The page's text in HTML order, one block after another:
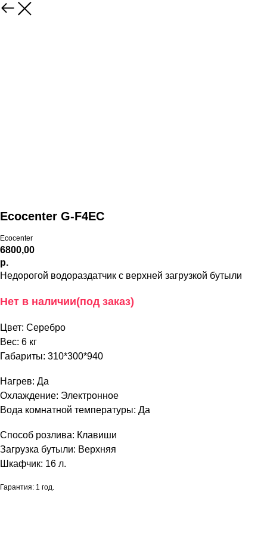
Ecocenter G-F4EC
Ecocenter
6800,00
р.
Недорогой водораздатчик с верхней загрузкой бутыли
Нет в наличии(под заказ)
Цвет: Серебро
Вес: 6 кг
Габариты: 310*300*940
Нагрев: Да
Охлаждение: Электронное
Вода комнатной температуры: Да
Способ розлива: Клавиши
Загрузка бутыли: Верхняя
Шкафчик: 16 л.
Гарантия: 1 год.